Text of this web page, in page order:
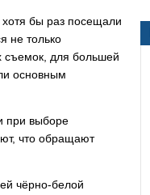
бы раз посещали
не только
съемок, для большей
основным
при выборе
что обращают
чёрно-белой